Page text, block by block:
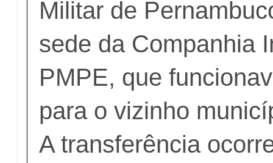
Militar de
sede da Companhia
PMPE, que
para o vizinho
A transferência